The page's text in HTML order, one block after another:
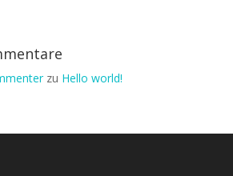
zu Hello world!